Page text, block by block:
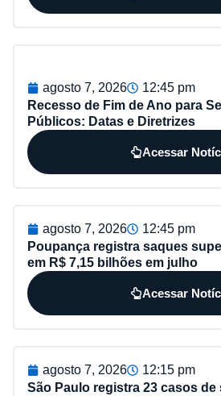
agosto 7, 2026
12:45 pm
Recesso de Fim de Ano para
Públicos: Datas e Diretrizes
Acessar
agosto 7, 2026
12:45 pm
Poupança registra saques
em R$ 7,15 bilhões em julho
Acessar
agosto 7, 2026
12:15 pm
São Paulo registra 23 casos de